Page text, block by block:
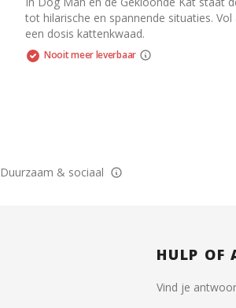
tot hilarische en spannende situaties.
een dosis kattenkwaad.
Nooit meer leverbaar
Duurzaam & sociaal
HULP OF
Vind je